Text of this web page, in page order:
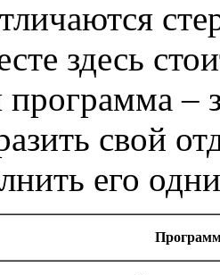
здесь
–
свой
его